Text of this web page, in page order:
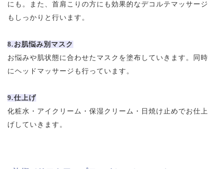
にも。また、首肩こりの方にも効果的なデコルテマッサージ
もしっかりと行います。
8.お肌悩み別マスク
お悩みや肌状態に合わせたマスクを塗布していきます。同時
にヘッドマッサージも行っています。
9.仕上げ
化粧水・アイクリーム・保湿クリーム・日焼け止めでお仕上
げしていきます。